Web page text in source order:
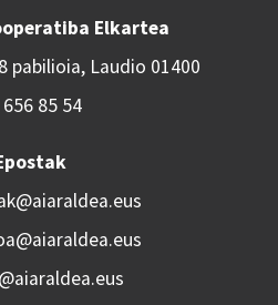
Elkartea
pabilioia, Laudio 01400
85 54